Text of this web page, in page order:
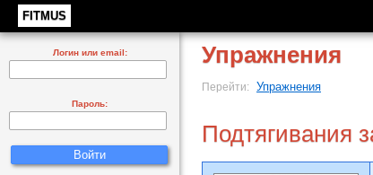
FITMUS
Упражнения
Перейти: Упражнения
Подтягивания
Логин или email:
Пароль: